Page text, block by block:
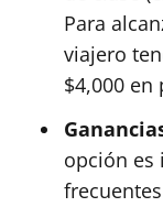
Para
viajero
$4,000 en
opción es